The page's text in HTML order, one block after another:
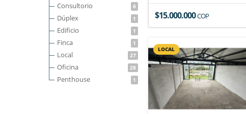
Consultorio 6
Dúplex 1
Edificio 1
Finca 1
Local 27
Oficina 28
Penthouse 1
$15.000.000COP
LOCAL